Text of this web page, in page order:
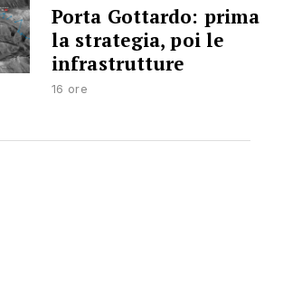
Porta Gottardo: prima
la strategia, poi le
infrastrutture
16 ore